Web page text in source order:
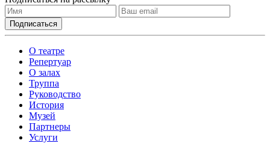
О театре
Репертуар
О залах
Труппа
Руководство
История
Музей
Партнеры
Услуги